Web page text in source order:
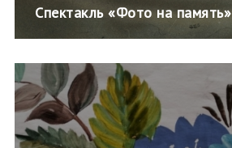
Спектакль «Фото на память»